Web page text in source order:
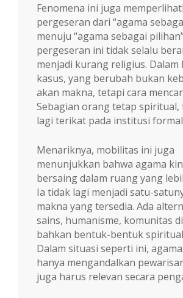
Fenomena ini juga
pergeseran dari “agama
menuju “agama sebagai
pergeseran ini tidak selalu
menjadi kurang religius. Dalam
kasus, yang berubah bukan
akan makna, tetapi cara
Sebagian orang tetap
lagi terikat pada institusi
Menariknya, mobilitas ini juga
menunjukkan bahwa agama
bersaing dalam ruang yang
Ia tidak lagi menjadi satu-
makna yang tersedia. Ada
sains, humanisme, komunitas
bahkan bentuk-bentuk
Dalam situasi seperti ini,
hanya mengandalkan
juga harus relevan secara